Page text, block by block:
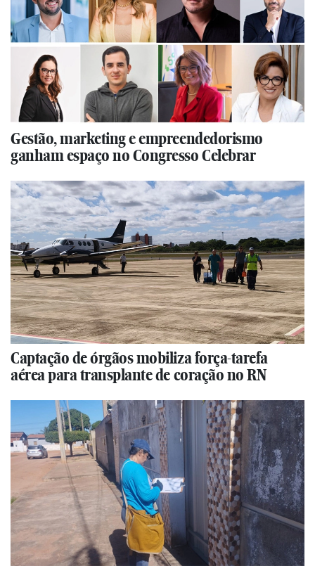
Gestão, marketing e empreendedorismo
ganham espaço no Congresso Celebrar
Captação de órgãos mobiliza força-tarefa
aérea para transplante de coração no RN